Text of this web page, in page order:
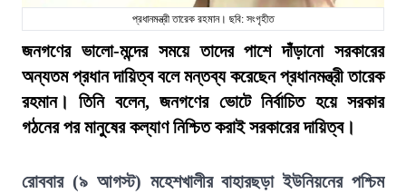
প্রধানমন্ত্রী তারেক রহমান। ছবি: সংগৃহীত
জনগণের ভালো-মন্দের সময়ে তাদের পাশে দাঁড়ানো সরকারের
অন্যতম প্রধান দায়িত্ব বলে মন্তব্য করেছেন প্রধানমন্ত্রী তারেক
রহমান। তিনি বলেন, জনগণের ভোটে নির্বাচিত হয়ে সরকার
গঠনের পর মানুষের কল্যাণ নিশ্চিত করাই সরকারের দায়িত্ব।
রোববার (৯ আগস্ট) মহেশখালীর বাহারছড়া ইউনিয়নের পশ্চিম